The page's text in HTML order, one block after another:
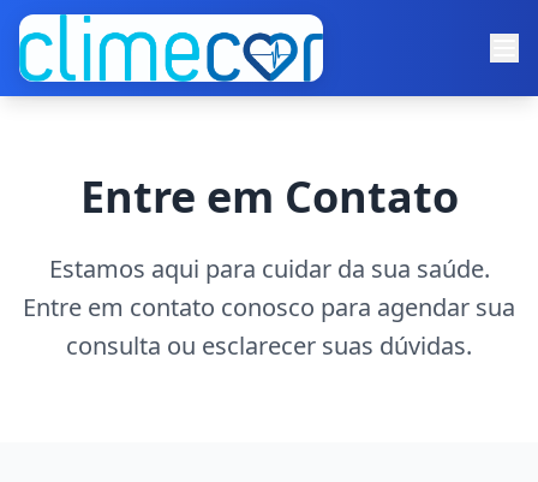
Entre em Contato
Estamos aqui para cuidar da sua saúde.
Entre em contato conosco para agendar sua
consulta ou esclarecer suas dúvidas.